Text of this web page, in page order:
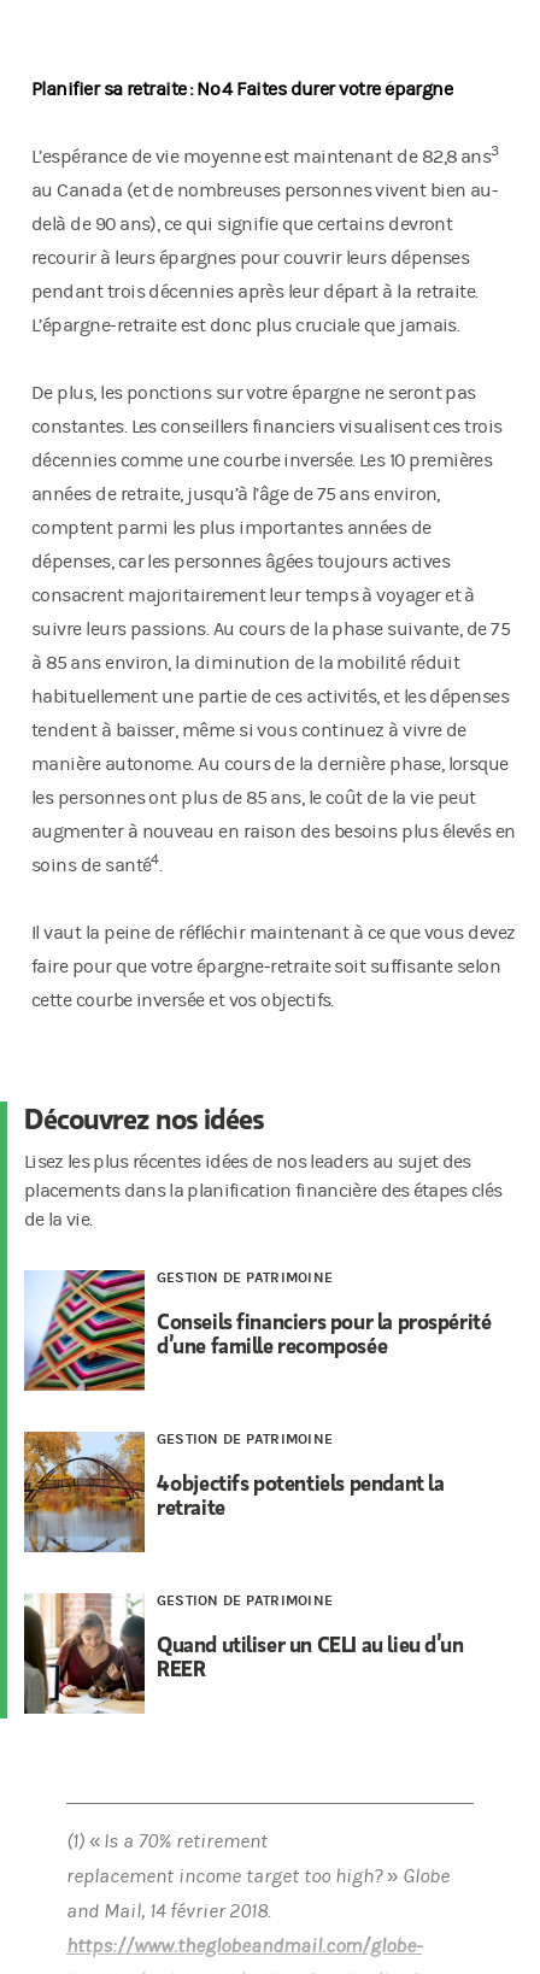
Planifier sa retraite : No 4 Faites durer votre épargne
L’espérance de vie moyenne est maintenant de 82,8 ans3
au Canada (et de nombreuses personnes vivent bien au-
delà de 90 ans), ce qui signifie que certains devront
recourir à leurs épargnes pour couvrir leurs dépenses
pendant trois décennies après leur départ à la retraite.
L’épargne-retraite est donc plus cruciale que jamais.
De plus, les ponctions sur votre épargne ne seront pas
constantes. Les conseillers financiers visualisent ces trois
décennies comme une courbe inversée. Les 10 premières
années de retraite, jusqu’à l’âge de 75 ans environ,
comptent parmi les plus importantes années de
dépenses, car les personnes âgées toujours actives
consacrent majoritairement leur temps à voyager et à
suivre leurs passions. Au cours de la phase suivante, de 75
à 85 ans environ, la diminution de la mobilité réduit
habituellement une partie de ces activités, et les dépenses
tendent à baisser, même si vous continuez à vivre de
manière autonome. Au cours de la dernière phase, lorsque
les personnes ont plus de 85 ans, le coût de la vie peut
augmenter à nouveau en raison des besoins plus élevés en
soins de santé4.
Il vaut la peine de réfléchir maintenant à ce que vous devez
faire pour que votre épargne-retraite soit suffisante selon
cette courbe inversée et vos objectifs.
Découvrez nos idées
Lisez les plus récentes idées de nos leaders au sujet des
placements dans la planification financière des étapes clés
de la vie.
GESTION DE PATRIMOINE
Conseils financiers pour la prospérité
d’une famille recomposée
GESTION DE PATRIMOINE
4 objectifs potentiels pendant la
retraite
GESTION DE PATRIMOINE
Quand utiliser un CELI au lieu d’un
REER
(1) « Is a 70% retirement
replacement income target too high? » Globe
and Mail, 14 février 2018.
https://www.theglobeandmail.com/globe-